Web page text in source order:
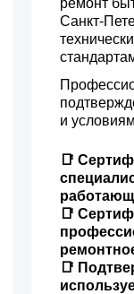
Санкт-
и
📑
📑
📑